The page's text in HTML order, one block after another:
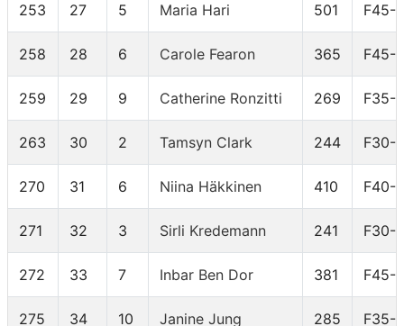
253 27 5 Maria Hari 501 F45-
258 28 6 Carole Fearon 365 F45-
259 29 9 Catherine Ronzitti 269 F35-
263 30 2 Tamsyn Clark 244 F30-
270 31 6 Niina Häkkinen 410 F40-
271 32 3 Sirli Kredemann 241 F30-
272 33 7 Inbar Ben Dor 381 F45-
275 34 10 Janine Jung 285 F35-